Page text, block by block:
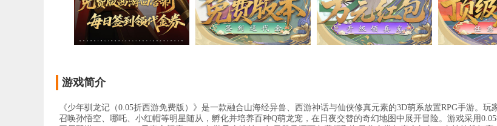
游戏简介
《少年驯龙记（0.05折西游免费版）》是一款融合山海经异兽、西游神话与仙侠修真元素的3D萌系放置RPG手游。玩
召唤孙悟空、哪吒、小红帽等明星随从，孵化并培养百种Q萌龙宠，在日夜交替的奇幻地图中展开冒险。游戏采用0.05